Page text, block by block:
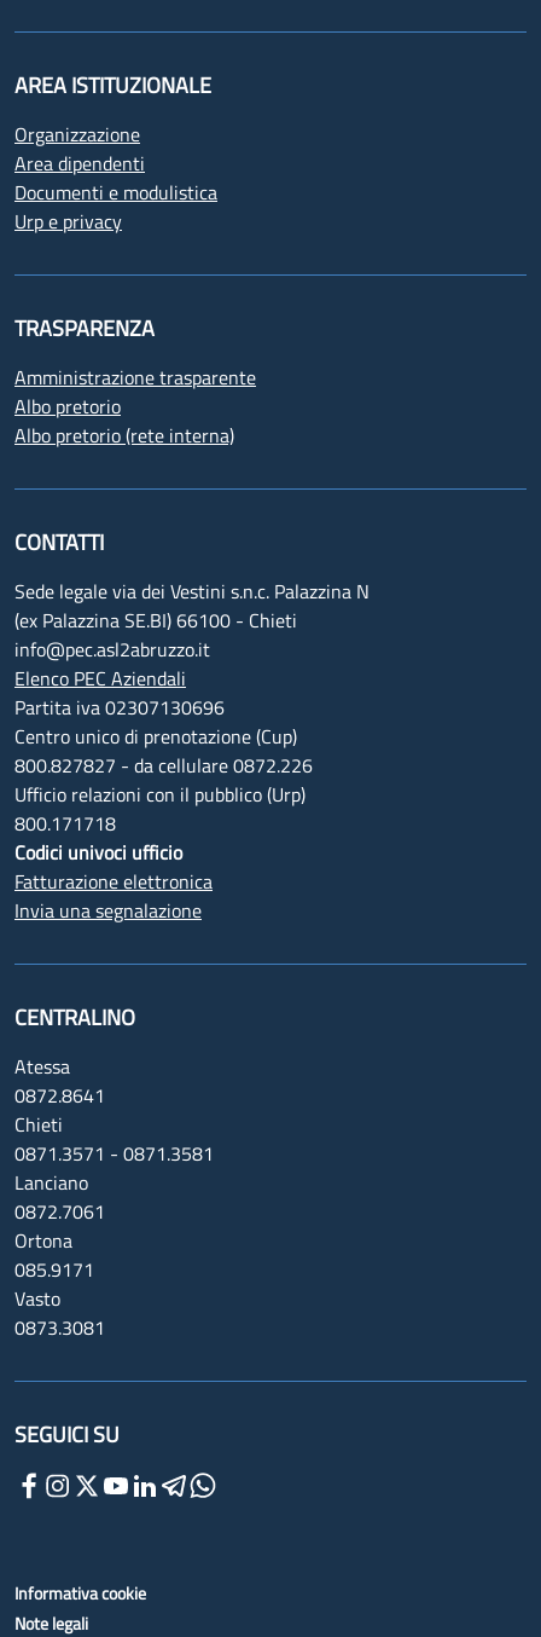
AREA ISTITUZIONALE
Organizzazione
Area dipendenti
Documenti e modulistica
Urp e privacy
TRASPARENZA
Amministrazione trasparente
Albo pretorio
Albo pretorio (rete interna)
CONTATTI
Sede legale via dei Vestini s.n.c. Palazzina N
(ex Palazzina SE.BI) 66100 - Chieti
info@pec.asl2abruzzo.it
Elenco PEC Aziendali
Partita iva 02307130696
Centro unico di prenotazione (Cup)
800.827827 - da cellulare 0872.226
Ufficio relazioni con il pubblico (Urp)
800.171718
Codici univoci ufficio
Fatturazione elettronica
Invia una segnalazione
CENTRALINO
Atessa
0872.8641
Chieti
0871.3571 - 0871.3581
Lanciano
0872.7061
Ortona
085.9171
Vasto
0873.3081
SEGUICI SU
Informativa cookie
Note legali